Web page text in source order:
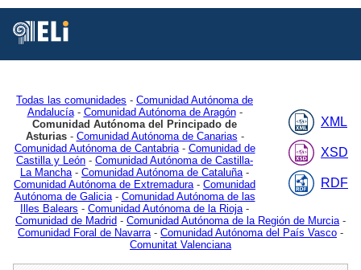
XML
XSD
RDF
Todas las comunidades - Comunidad Autónoma de
Andalucía- Comunidad Autónoma de Aragón-
Comunidad Autónoma del Principado de
Asturias- Comunidad Autónoma de Canarias -
Comunidad Autónoma de Cantabria- Comunidad de
Castilla y León - Comunidad Autónoma de Castilla-
La Mancha - Comunidad Autónoma de Cataluña -
Comunidad Autónoma de Extremadura - Comunidad
Autónoma de Galicia- Comunidad Autónoma de las
Illes Balears - Comunidad Autónoma de la Rioja -
Comunidad de Madrid - Comunidad Autónoma de la Región de Murcia -
Comunidad Foral de Navarra - Comunidad Autónoma del País Vasco -
Comunitat Valenciana